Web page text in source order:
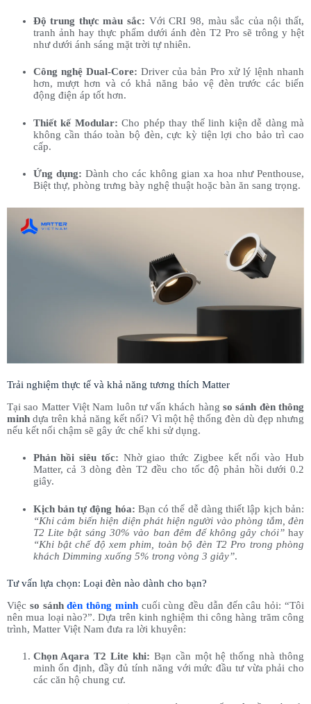
Độ trung thực màu sắc: Với CRI 98, màu sắc của nội thất,
tranh ảnh hay thực phẩm dưới ánh đèn T2 Pro sẽ trông y hệt
như dưới ánh sáng mặt trời tự nhiên.
Công nghệ Dual-Core: Driver của bản Pro xử lý lệnh nhanh
hơn, mượt hơn và có khả năng bảo vệ đèn trước các biến
động điện áp tốt hơn.
Thiết kế Modular: Cho phép thay thế linh kiện dễ dàng mà
không cần tháo toàn bộ đèn, cực kỳ tiện lợi cho bảo trì cao
cấp.
Ứng dụng: Dành cho các không gian xa hoa như Penthouse,
Biệt thự, phòng trưng bày nghệ thuật hoặc bàn ăn sang trọng.
Trải nghiệm thực tế và khả năng tương thích Matter
Tại sao Matter Việt Nam luôn tư vấn khách hàngso sánh đèn thông
minh dựa trên khả năng kết nối? Vì một hệ thống đèn dù đẹp nhưng
nếu kết nối chậm sẽ gây ức chế khi sử dụng.
Phản hồi siêu tốc: Nhờ giao thức Zigbee kết nối vào Hub
Matter, cả 3 dòng đèn T2 đều cho tốc độ phản hồi dưới 0.2
giây.
Kịch bản tự động hóa: Bạn có thể dễ dàng thiết lập kịch bản:
“Khi cảm biến hiện diện phát hiện người vào phòng tắm, đèn
T2 Lite bật sáng 30% vào ban đêm để không gây chói”hay
“Khi bật chế độ xem phim, toàn bộ đèn T2 Pro trong phòng
khách Dimming xuống 5% trong vòng 3 giây”.
Tư vấn lựa chọn: Loại đèn nào dành cho bạn?
Việc so sánhđèn thông minhcuối cùng đều dẫn đến câu hỏi: “Tôi
nên mua loại nào?”. Dựa trên kinh nghiệm thi công hàng trăm công
trình, Matter Việt Nam đưa ra lời khuyên:
Chọn Aqara T2 Lite khi: Bạn cần một hệ thống nhà thông
minh ổn định, đầy đủ tính năng với mức đầu tư vừa phải cho
các căn hộ chung cư.